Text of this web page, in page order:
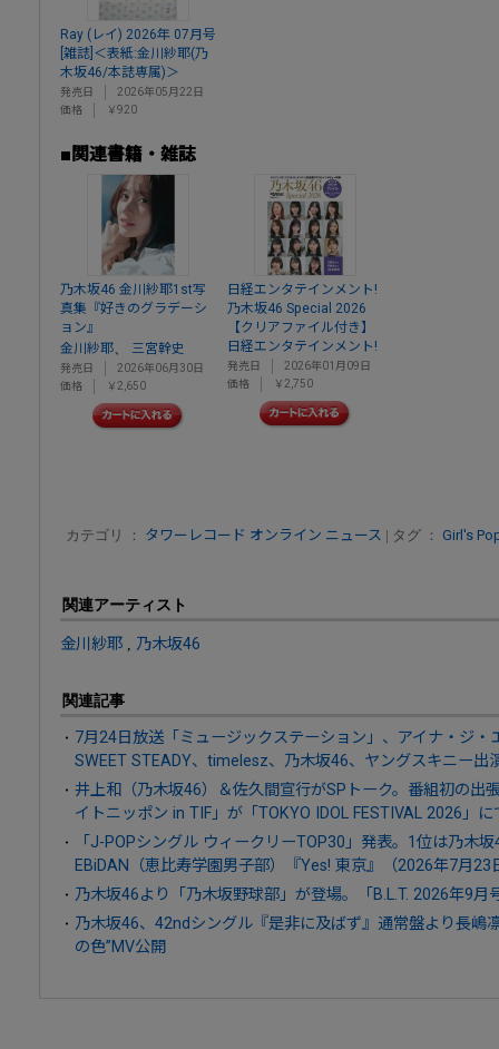
Ray (レイ) 2026年 07月号
[雑誌]＜表紙:金川紗耶(乃
木坂46/本誌専属)＞
発売日
2026年05月22日
価格
￥920
■関連書籍・雑誌
乃木坂46 金川紗耶1st写
真集『好きのグラデーシ
ョン』
金川紗耶、 三宮幹史
発売日
2026年06月30日
価格
￥2,650
日経エンタテインメント!
乃木坂46 Special 2026
【クリアファイル付き】
日経エンタテインメント!
発売日
2026年01月09日
価格
￥2,750
カテゴリ ： タワーレコード オンライン ニュース | タグ ： Girl's
関連アーティスト
金川紗耶 乃木坂46
関連記事
7月24日放送「ミュージックステーション」、アイナ・ジ・
SWEET STEADY、timelesz、乃木坂46、ヤングスキニー出
井上和（乃木坂46）＆佐久間宣行がSPトーク。番組初の出
イトニッポン in TIF」が「TOKYO IDOL FESTIVAL 2026」
「J-POPシングル ウィークリーTOP30」発表。1位は乃木
EBiDAN（恵比寿学園男子部）『Yes! 東京』（2026年7月23
乃木坂46より「乃木坂野球部」が登場。「B.L.T. 2026年9月
乃木坂46、42ndシングル『是非に及ばず』通常盤より長嶋
の色”MV公開